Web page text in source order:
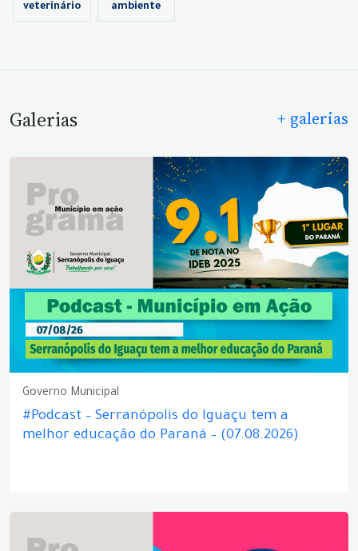
veterinário
ambiente
Galerias + galerias
Governo Municipal
#Podcast – Serranópolis do Iguaçu tem a
melhor educação do Paraná – (07.08.2026)